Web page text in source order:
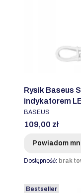
Rysik Baseus
indykatorem
PRODUCENT
BASEUS
Cena
109,00 zł
Powiadom
Dostępność: brak
Bestseller